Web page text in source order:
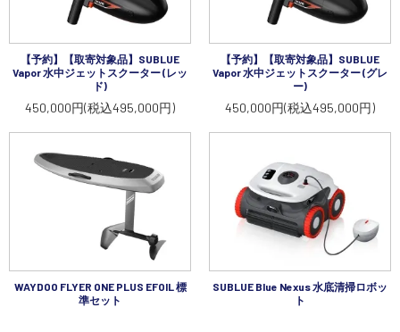
【予約】【取寄対象品】SUBLUE
Vapor 水中ジェットスクーター (レッ
ド)
450,000円(税込495,000円)
【予約】【取寄対象品】SUBLUE
Vapor 水中ジェットスクーター (グレ
ー)
450,000円(税込495,000円)
WAYDOO FLYER ONE PLUS EFOIL 標
準セット
SUBLUE Blue Nexus 水底清掃ロボッ
ト